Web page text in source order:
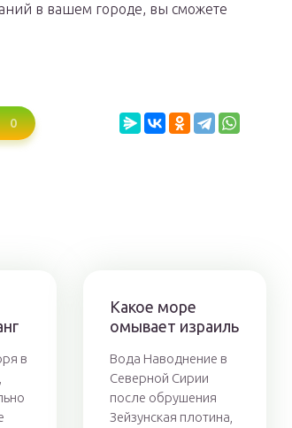
в вашем городе, вы сможете
0
в
Какое море
омывает израиль
Вода Наводнение в
Северной Сирии
после обрушения
Зейзунская плотина,